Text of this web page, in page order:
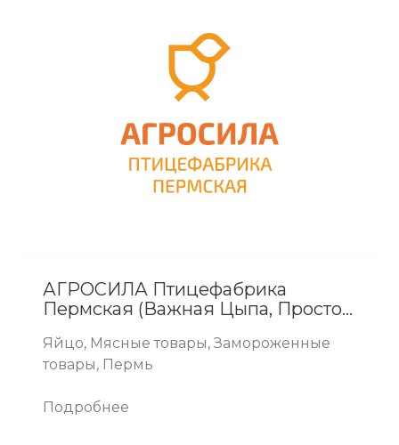
АГРОСИЛА Птицефабрика
Пермская (Важная Цыпа, Просто
Яйцо, Мясные товары, Замороженные
товары, Пермь
Подробнее